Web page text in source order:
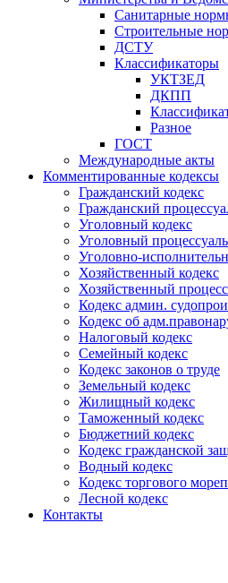
Санитарные
Строительные
ДСТУ
Классификаторы
УКТЗЕД
ДКПП
Разное
ГОСТ
Международные акты
Комментированные кодексы
Гражданский кодекс
Гражданский
Уголовный кодекс
Уголовный
Уголовно-
Хозяйственный кодекс
Хозяйственный
Кодекс админ.
Кодекс об
Налоговый кодекс
Семейный кодекс
Кодекс законов о труде
Земельный кодекс
Жилищный кодекс
Таможенный кодекс
Бюджетний кодекс
Кодекс гражданской
Водный кодекс
Кодекс торгового
Лесной кодекс
Контакты